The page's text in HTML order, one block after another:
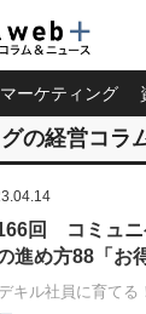
マーケティング
の経営コラ
回 コミュニ
進め方88「お
デキル社員に育てる